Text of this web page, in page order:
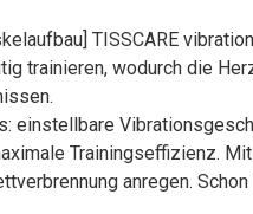
TISSCARE
trainieren, wodurch die
einstellbare
Trainingseffizienz.
anregen.